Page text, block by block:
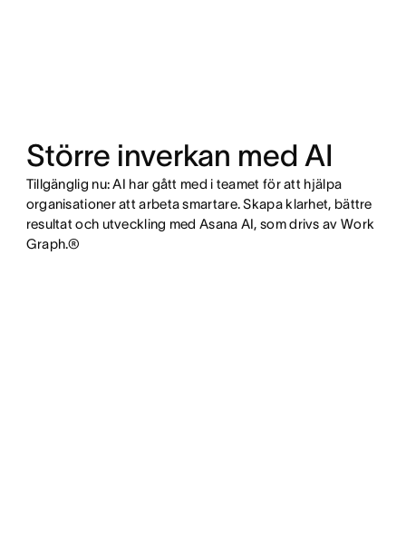
Större inverkan med AI
Tillgänglig nu: AI har gått med i teamet för att hjälpa
organisationer att arbeta smartare. Skapa klarhet, bättre
resultat och utveckling med Asana AI, som drivs av Work
Graph.®